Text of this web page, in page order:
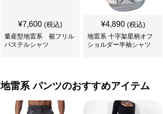
¥7,600 (税込)
量産型地雷系 裾フリル
パステルシャツ
¥4,890 (税込)
地雷系 十字架星柄オフ
ショルダー半袖シャツ
地雷系 パンツのおすすめアイテム